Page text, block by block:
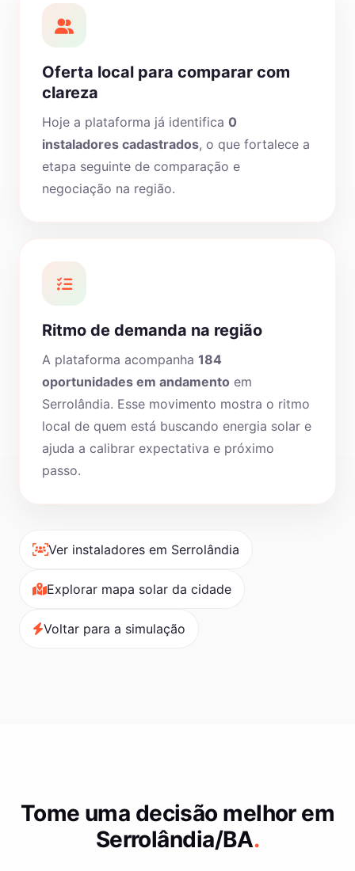
Oferta local para comparar com
clareza
Hoje a plataforma já identifica 0
instaladores cadastrados, o que fortalece a
etapa seguinte de comparação e
negociação na região.
Ritmo de demanda na região
A plataforma acompanha 184
oportunidades em andamento em
Serrolândia. Esse movimento mostra o ritmo
local de quem está buscando energia solar e
ajuda a calibrar expectativa e próximo
passo.
Ver instaladores em Serrolândia
Explorar mapa solar da cidade
Voltar para a simulação
Tome uma decisão melhor em
Serrolândia/BA.